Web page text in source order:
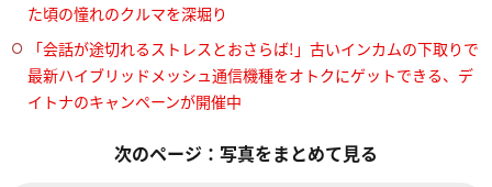
た頃の憧れのクルマを深堀り
「会話が途切れるストレスとおさらば!」古いインカムの下取りで
最新ハイブリッドメッシュ通信機種をオトクにゲットできる、デ
イトナのキャンペーンが開催中
次のページ：写真をまとめて見る